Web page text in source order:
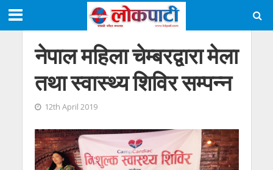
नेपाल महिला चेम्बरद्वारा मेला
तथा स्वास्थ्य शिविर सम्पन्न
12th April 2019